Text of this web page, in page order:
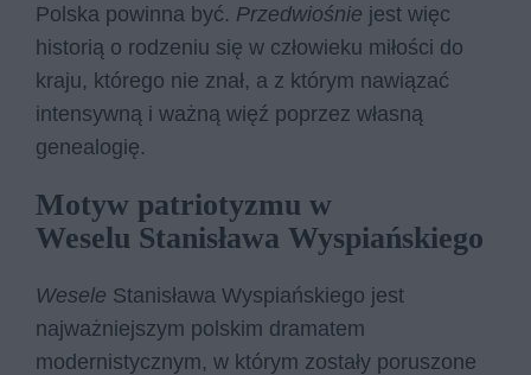
Polska powinna być. Przedwiośnie jest więc
historią o rodzeniu się w człowieku miłości do
kraju, którego nie znał, a z którym nawiązać
intensywną i ważną więź poprzez własną
genealogię.
Motyw patriotyzmu w
Weselu Stanisława Wyspiańskiego
Wesele Stanisława Wyspiańskiego jest
najważniejszym polskim dramatem
modernistycznym, w którym zostały poruszone